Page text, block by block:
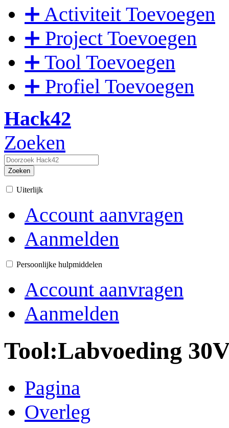
➕ Activiteit Toevoegen
➕ Project Toevoegen
➕ Tool Toevoegen
➕ Profiel Toevoegen
Hack42
Zoeken
Zoeken
Uiterlijk
Account aanvragen
Aanmelden
Persoonlijke hulpmiddelen
Account aanvragen
Aanmelden
Tool:Labvoeding
Pagina
Overleg